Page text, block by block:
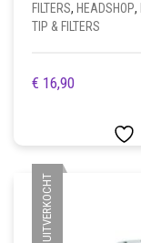
FILTERS, HEADSHOP,
TIP & FILTERS
€ 16,90
UITVERKOCHT